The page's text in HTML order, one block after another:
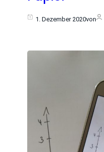
1. Dezember 2020von